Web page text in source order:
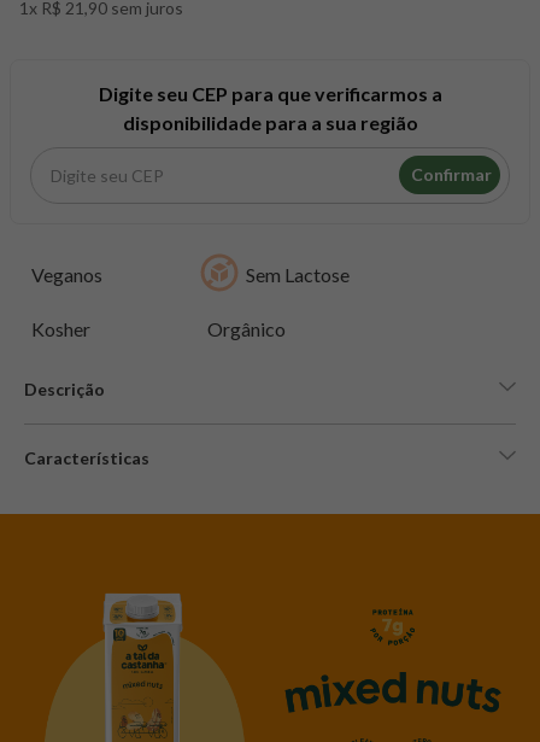
1x R$ 21,90 sem juros
Digite seu CEP para que verificarmos a
disponibilidade para a sua região
Confirmar
Veganos Sem Lactose
Kosher Orgânico
Descrição
Características
8º snack proteico mundo verde
creatina mundo verde